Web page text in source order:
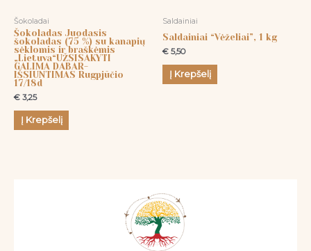
Šokoladai
Šokoladas Juodasis
šokoladas (75 %) su kanapių
sėklomis ir braškėmis
„Lietuva“UŽSISAKYTI
GALIMA DABAR-
IŠSIUNTIMAS Rugpjūčio
17/18d
€ 3,25
Į Krepšelį
Saldainiai
Saldainiai “Vėželiai”, 1 kg
€ 5,50
Į Krepšelį